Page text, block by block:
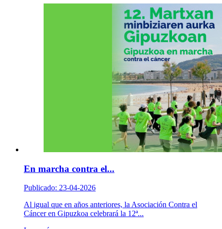
En marcha contra el...
Publicado: 23-04-2026
Al igual que en años anteriores, la Asociación Contra el
Cáncer en Gipuzkoa celebrará la 12ª...